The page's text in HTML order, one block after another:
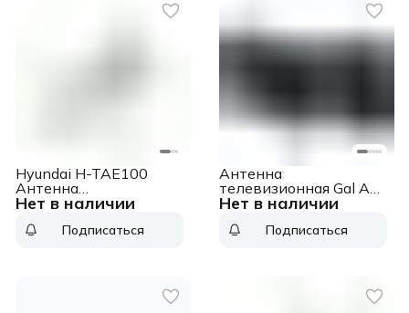
Нет в наличии
Hyundai H-TAE100
Антенна
телевизионная 9дБ
серебристый
Подписаться
Нет в наличии
Антенна
телевизионная Gal AR-
170 30дБ активная
Подписаться